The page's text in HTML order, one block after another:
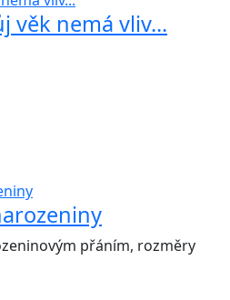
věk nemá vliv...
přáním, rozměry